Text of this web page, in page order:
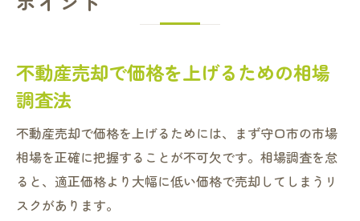
不動産売却で価格を上げるための相場
調査法
不動産売却で価格を上げるためには、まず守口市の市場
相場を正確に把握することが不可欠です。相場調査を怠
ると、適正価格より大幅に低い価格で売却してしまうリ
スクがあります。